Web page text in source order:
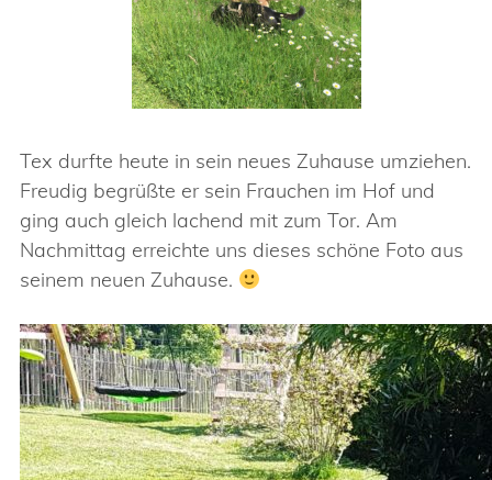
Tex durfte heute in sein neues Zuhause umziehen.
Freudig begrüßte er sein Frauchen im Hof und
ging auch gleich lachend mit zum Tor. Am
Nachmittag erreichte uns dieses schöne Foto aus
seinem neuen Zuhause.